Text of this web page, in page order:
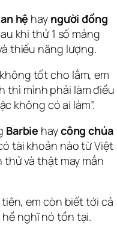
hệ hay người đồng
khi thử 1 số mảng
thiếu năng lượng.
tốt cho lắm, em
thì mình phải làm điều
không có ai làm”.
Barbie haycông chúa
tài khoản nào từ Việt
thử và thật may mắn
em còn biết tới cả
nghĩ nó tồn tại.